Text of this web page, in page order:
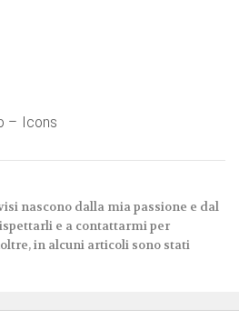
– Icons
nascono dalla mia passione e dal
e a contattarmi per
in alcuni articoli sono stati